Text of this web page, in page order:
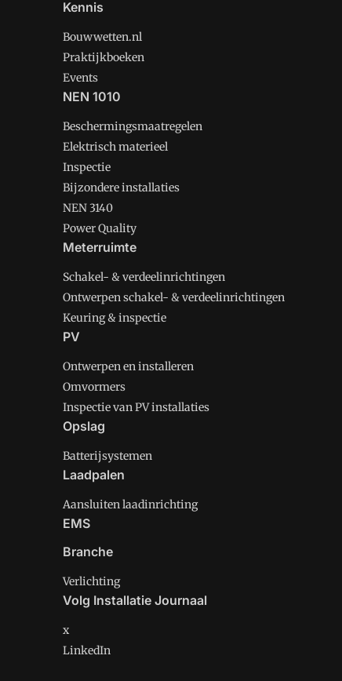
Kennis
Bouwwetten.nl
Praktijkboeken
Events
NEN 1010
Beschermingsmaatregelen
Elektrisch materieel
Inspectie
Bijzondere installaties
NEN 3140
Power Quality
Meterruimte
Schakel- & verdeelinrichtingen
Ontwerpen schakel- & verdeelinrichtingen
Keuring & inspectie
PV
Ontwerpen en installeren
Omvormers
Inspectie van PV installaties
Opslag
Batterijsystemen
Laadpalen
Aansluiten laadinrichting
EMS
Branche
Verlichting
Volg Installatie Journaal
x
LinkedIn